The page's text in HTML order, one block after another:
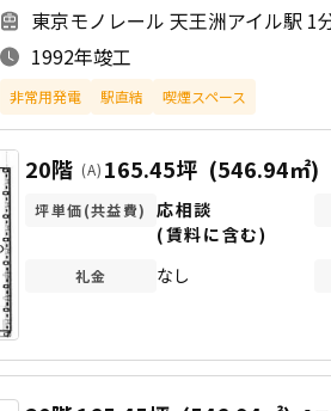
東京モノレール 天王洲アイル駅 1
1992年竣工
非常用発電 駅直結 喫煙スペース
20階 (A) 165.45坪 (546.94㎡)
坪単価(共益費)
応相談
(賃料に含む)
礼金 なし